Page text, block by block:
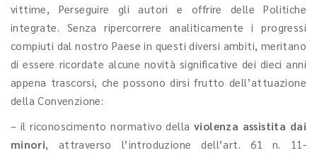
vittime, Perseguire gli autori e offrire delle Politiche
integrate. Senza ripercorrere analiticamente i progressi
compiuti dal nostro Paese in questi diversi ambiti, meritano
di essere ricordate alcune novità significative dei dieci anni
appena trascorsi, che possono dirsi frutto dell’attuazione
della Convenzione:
– il riconoscimento normativo della violenza assistita dai
minori, attraverso l’introduzione dell’art. 61 n. 11-